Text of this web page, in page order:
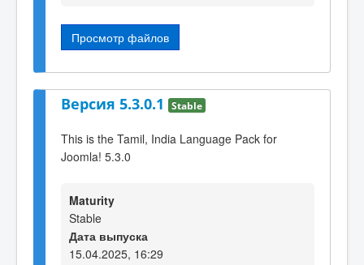
Просмотр файлов
Версия 5.3.0.1 Stable
This is the Tamil, India Language Pack for
Joomla! 5.3.0
Maturity
Stable
Дата выпуска
15.04.2025, 16:29